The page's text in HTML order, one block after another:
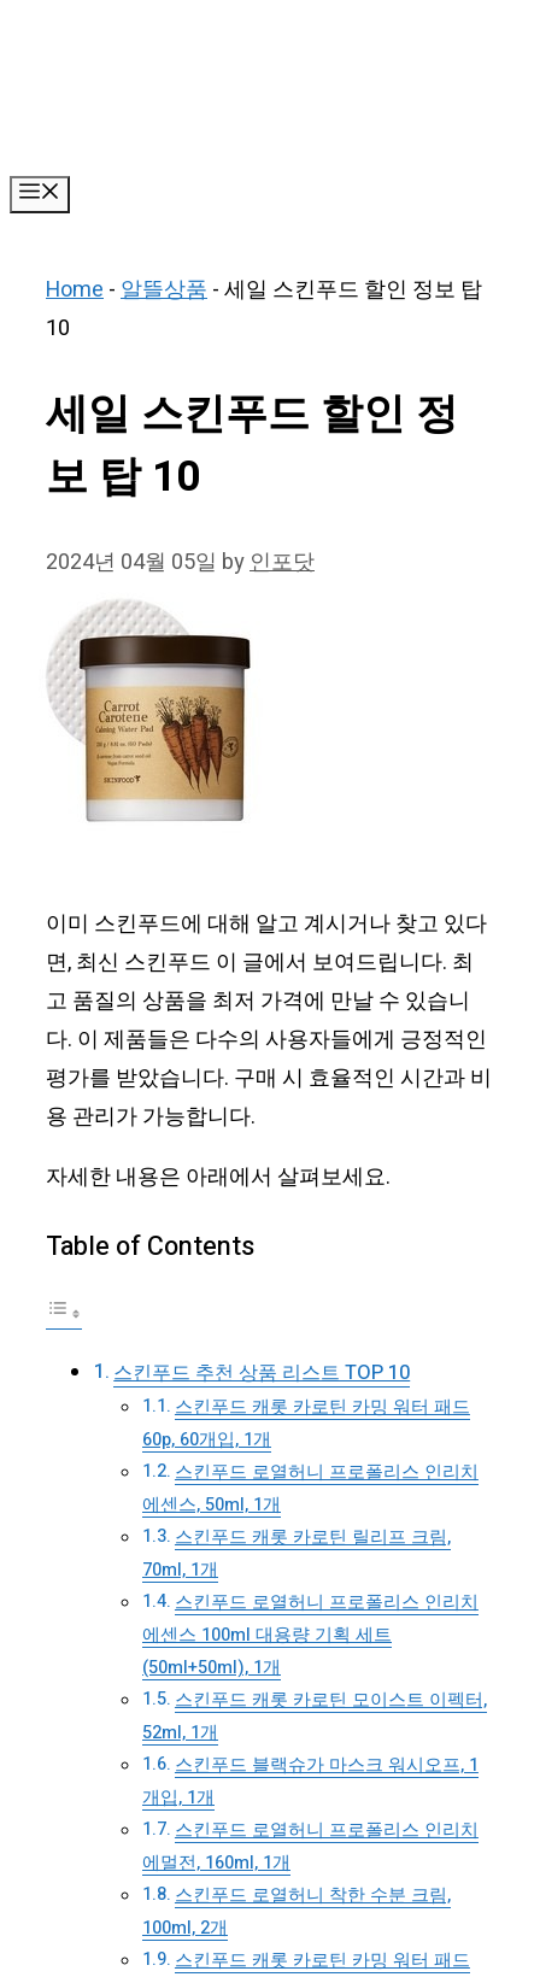
Home-알뜰상품-세일 스킨푸드 할인 정보 탑
10
세일 스킨푸드 할인 정
보 탑 10
2024년 04월 05일 by인포닷
이미 스킨푸드에 대해 알고 계시거나 찾고 있다
면, 최신 스킨푸드 이 글에서 보여드립니다. 최
고 품질의 상품을 최저 가격에 만날 수 있습니
다. 이 제품들은 다수의 사용자들에게 긍정적인
평가를 받았습니다. 구매 시 효율적인 시간과 비
용 관리가 가능합니다.
자세한 내용은 아래에서 살펴보세요.
Table of Contents
스킨푸드 추천 상품 리스트 TOP 10
스킨푸드 캐롯 카로틴 카밍 워터 패드
60p, 60개입, 1개
스킨푸드 로열허니 프로폴리스 인리치
에센스, 50ml, 1개
스킨푸드 캐롯 카로틴 릴리프 크림,
70ml, 1개
스킨푸드 로열허니 프로폴리스 인리치
에센스 100ml 대용량 기획 세트
(50ml+50ml), 1개
스킨푸드 캐롯 카로틴 모이스트 이펙터,
52ml, 1개
스킨푸드 블랙슈가 마스크 워시오프, 1
개입, 1개
스킨푸드 로열허니 프로폴리스 인리치
에멀전, 160ml, 1개
스킨푸드 로열허니 착한 수분 크림,
100ml, 2개
스킨푸드 캐롯 카로틴 카밍 워터 패드